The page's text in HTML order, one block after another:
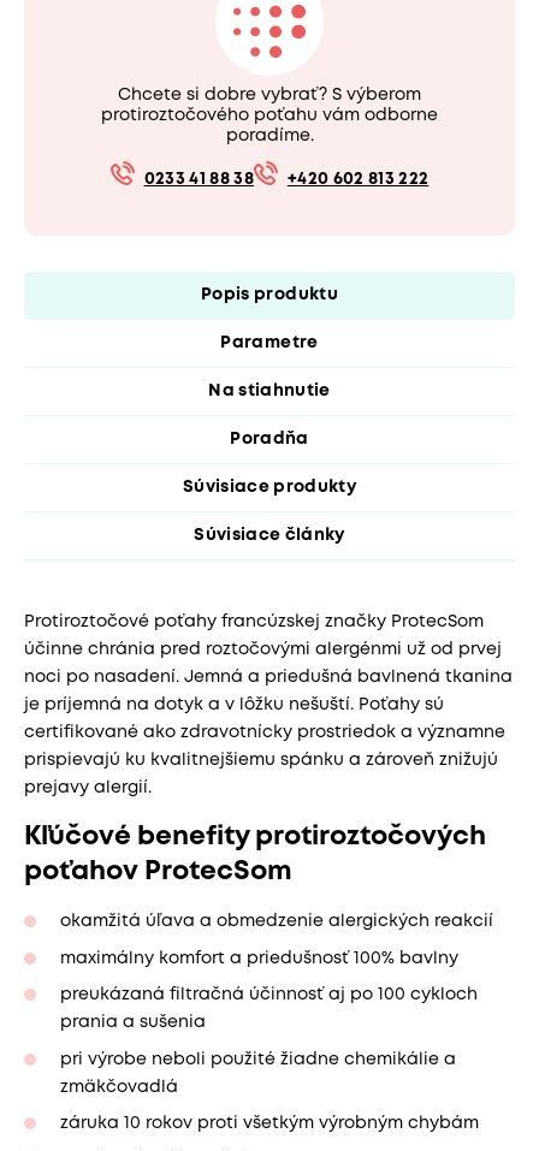
Chcete si dobre vybrať? S výberom
protiroztočového poťahu vám odborne
poradíme.
0233 41 88 38 +420 602 813 222
Popis produktu
Parametre
Na stiahnutie
Poradňa
Súvisiace produkty
Súvisiace články
Protiroztočové poťahy francúzskej značky ProtecSom
účinne chránia pred roztočovými alergénmi už od prvej
noci po nasadení. Jemná a priedušná bavlnená tkanina
je príjemná na dotyk a v lôžku nešuští. Poťahy sú
certifikované ako zdravotnícky prostriedok a významne
prispievajú ku kvalitnejšiemu spánku a zároveň znižujú
prejavy alergií.
Kľúčové benefity protiroztočových
poťahov ProtecSom
okamžitá úľava a obmedzenie alergických reakcií
maximálny komfort a priedušnosť 100% bavlny
preukázaná filtračná účinnosť aj po 100 cykloch
prania a sušenia
pri výrobe neboli použité žiadne chemikálie a
zmäkčovadlá
záruka 10 rokov proti všetkým výrobným chybám